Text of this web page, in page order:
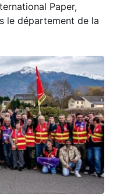
Paper,
le département de la